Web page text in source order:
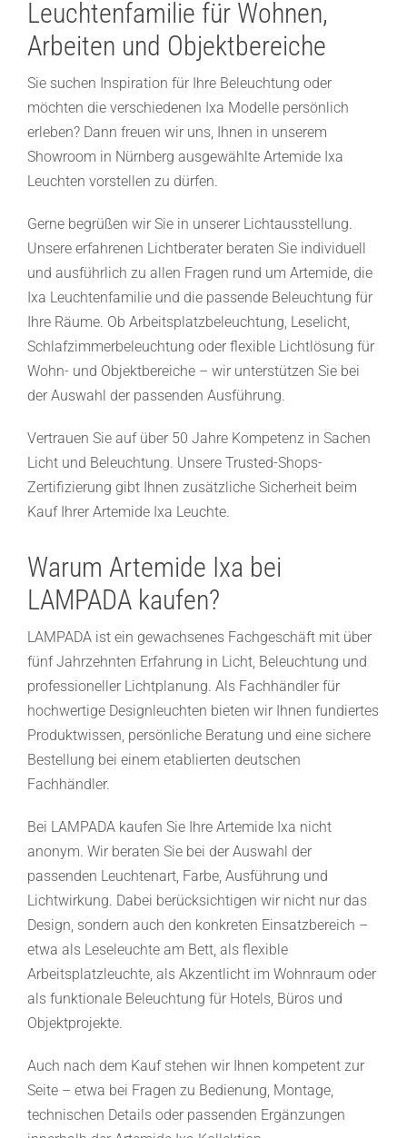
Leuchtenfamilie für Wohnen,
Arbeiten und Objektbereiche
Sie suchen Inspiration für Ihre Beleuchtung oder
möchten die verschiedenen Ixa Modelle persönlich
erleben? Dann freuen wir uns, Ihnen in unserem
Showroom in Nürnberg ausgewählte Artemide Ixa
Leuchten vorstellen zu dürfen.
Gerne begrüßen wir Sie in unserer Lichtausstellung.
Unsere erfahrenen Lichtberater beraten Sie individuell
und ausführlich zu allen Fragen rund um Artemide, die
Ixa Leuchtenfamilie und die passende Beleuchtung für
Ihre Räume. Ob Arbeitsplatzbeleuchtung, Leselicht,
Schlafzimmerbeleuchtung oder flexible Lichtlösung für
Wohn- und Objektbereiche – wir unterstützen Sie bei
der Auswahl der passenden Ausführung.
Vertrauen Sie auf über 50 Jahre Kompetenz in Sachen
Licht und Beleuchtung. Unsere Trusted-Shops-
Zertifizierung gibt Ihnen zusätzliche Sicherheit beim
Kauf Ihrer Artemide Ixa Leuchte.
Warum Artemide Ixa bei
LAMPADA kaufen?
LAMPADA ist ein gewachsenes Fachgeschäft mit über
fünf Jahrzehnten Erfahrung in Licht, Beleuchtung und
professioneller Lichtplanung. Als Fachhändler für
hochwertige Designleuchten bieten wir Ihnen fundiertes
Produktwissen, persönliche Beratung und eine sichere
Bestellung bei einem etablierten deutschen
Fachhändler.
Bei LAMPADA kaufen Sie Ihre Artemide Ixa nicht
anonym. Wir beraten Sie bei der Auswahl der
passenden Leuchtenart, Farbe, Ausführung und
Lichtwirkung. Dabei berücksichtigen wir nicht nur das
Design, sondern auch den konkreten Einsatzbereich –
etwa als Leseleuchte am Bett, als flexible
Arbeitsplatzleuchte, als Akzentlicht im Wohnraum oder
als funktionale Beleuchtung für Hotels, Büros und
Objektprojekte.
Auch nach dem Kauf stehen wir Ihnen kompetent zur
Seite – etwa bei Fragen zu Bedienung, Montage,
technischen Details oder passenden Ergänzungen